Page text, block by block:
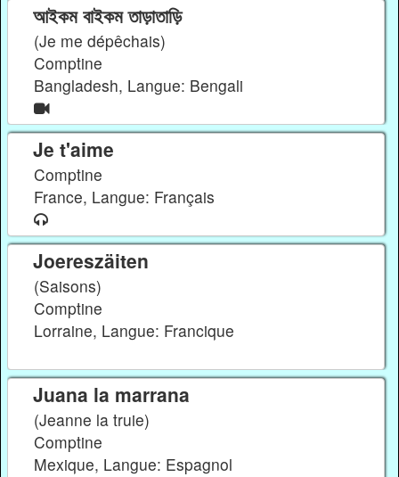
আইকম বাইকম তাড়াতাড়ি
(Je me dépêchais)
Comptine
Bangladesh, Langue: Bengali
Je t'aime
Comptine
France, Langue: Français
Joereszäiten
(Saisons)
Comptine
Lorraine, Langue: Francique
Juana la marrana
(Jeanne la truie)
Comptine
Mexique, Langue: Espagnol